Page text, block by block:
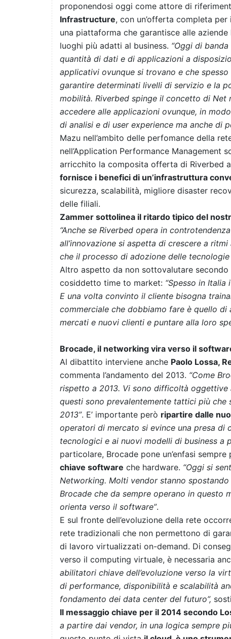
proponendosi oggi come attore di
Infrastructure, con un’offerta completa per
una piattaforma che garantisce alle
luoghi più adatti al business. “Oggi di
quantità di dati e di applicazioni a
applicativi ovunque si trovano e che
garantire determinati livelli di servizio e la
mobilità. Riverbed spinge il concetto di
accedere alle applicazioni ovunque, in
di analisi e di user experience ma anche di
Mazu nell’ambito delle perfomance della
nell’Application Performance Management
arricchito la composita offerta di Riverbed
fornisce i benefici di un’infrastruttura
sicurezza, scalabilità, migliore disaster
delle filiali.
Zammer sottolinea il ritardo tipico del
“Anche se Riverbed opera in
all’innovazione si aspetta di crescere a
che il processo di adozione delle
Altro aspetto da non sottovalutare
cosiddetto time to market: “Spesso in
E una volta convinto il cliente bisogna
commerciale che dobbiamo fare è quello
mercati e nuovi clienti e puntare alla loro
Brocade, il networking vira verso il
Al dibattito interviene anche Paolo Lossa,
commenta l’andamento del 2013. “Come
rispetto a 2013. Vi sono difficoltà
questi sono prevalentemente tattici più
2013”. E’ importante però ripartire dalle
operatori di mercato si evince una presa di
tecnologici e ai nuovi modelli di business a
particolare, Brocade pone un’enfasi sempre
chiave software che hardware. “Oggi si
Networking. Molti vendor stanno
Brocade che da sempre operano in questo
orienta verso il software”.
E sul fronte dell’evoluzione della rete
rete tradizionali che non permettono di
di lavoro virtualizzati on-demand. Di
verso il computing virtuale, è necessaria
abilitatori chiave dell’evoluzione verso la
di performance, disponibilità e scalabilità
fondamento dei data center del futuro”,
Il messaggio chiave per il 2014 secondo
a partire dai vendor, in una logica sempre